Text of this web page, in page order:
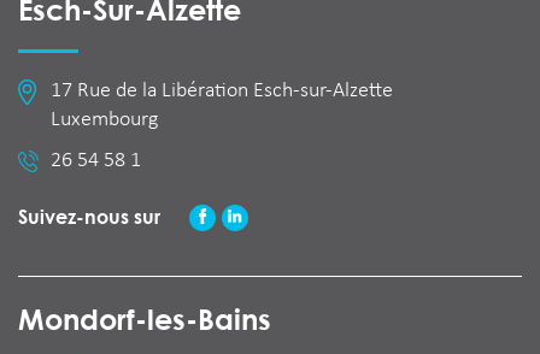
Esch-Sur-Alzette
17 Rue de la Libération Esch-sur-Alzette
Luxembourg
26 54 58 1
Suivez-nous sur
Mondorf-les-Bains